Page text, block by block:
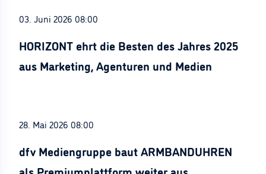
03. Juni 2026 08:00
HORIZONT ehrt die Besten des Jahres 2025
aus Marketing, Agenturen und Medien
28. Mai 2026 08:00
dfv Mediengruppe baut ARMBANDUHREN